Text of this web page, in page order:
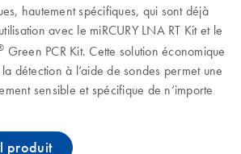
hautement spécifiques, qui sont déjà
avec le miRCURY LNA RT Kit et le
Green PCR Kit. Cette solution économique
détection à l’aide de sondes permet une
sensible et spécifique de n’importe
produit